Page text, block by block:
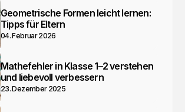
Geometrische Formen leicht lernen:
Tipps für Eltern
04. Februar 2026
Mathefehler in Klasse 1–2 verstehen
und liebevoll verbessern
23. Dezember 2025